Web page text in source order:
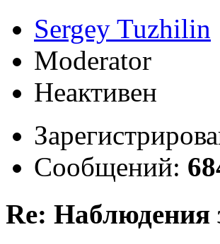
Sergey Tuzhilin
Moderator
Неактивен
Сообщений:
Re: Наблюдения